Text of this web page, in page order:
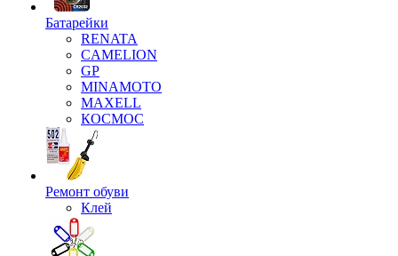
Батарейки
RENATA
CAMELION
GP
MINAMOTO
MAXELL
КОСМОС
Ремонт обуви
Клей